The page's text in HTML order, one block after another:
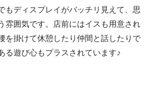
もディスプレイがバッチリ見えて、思
雰囲気です。店前にはイスも用意され
を掛けて休憩したり仲間と話したりで
る遊び心もプラスされています♪